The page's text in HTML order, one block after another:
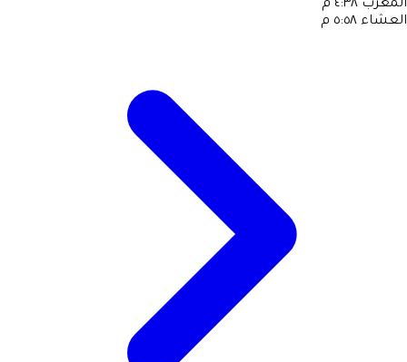
المغرب ٤:٣٨ م
العشاء ٥:٥٨ م